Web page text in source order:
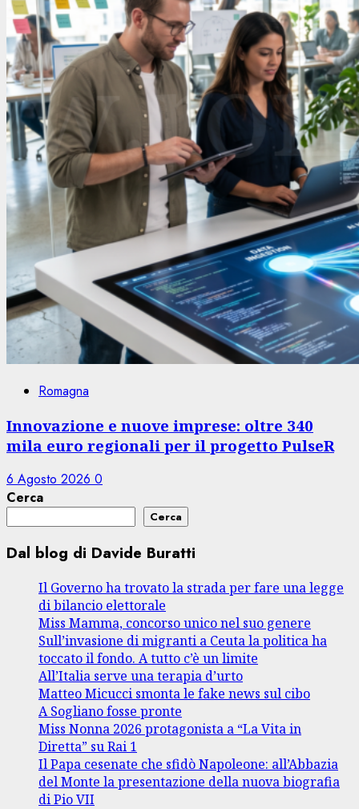
Romagna
Innovazione e nuove imprese: oltre 340
mila euro regionali per il progetto PulseR
6 Agosto 2026 0
Cerca
Cerca
Dal blog di Davide Buratti
Il Governo ha trovato la strada per fare una legge
di bilancio elettorale
Miss Mamma, concorso unico nel suo genere
Sull’invasione di migranti a Ceuta la politica ha
toccato il fondo. A tutto c’è un limite
All’Italia serve una terapia d’urto
Matteo Micucci smonta le fake news sul cibo
A Sogliano fosse pronte
Miss Nonna 2026 protagonista a “La Vita in
Diretta” su Rai 1
Il Papa cesenate che sfidò Napoleone: all’Abbazia
del Monte la presentazione della nuova biografia
di Pio VII